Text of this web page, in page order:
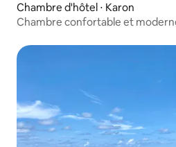
Chambre d'hôtel ⋅ Karon
Chambre confortable et